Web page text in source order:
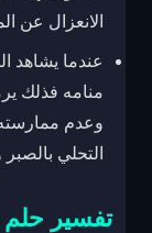
الانعزال عن
عندما
منامه فذلك
وعدم
التحلي
تفسير